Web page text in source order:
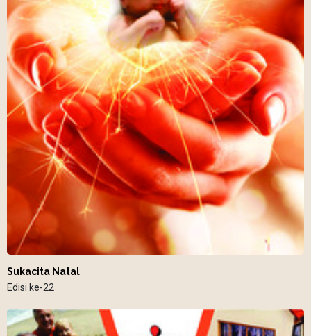
Sukacita Natal
Edisi ke-22